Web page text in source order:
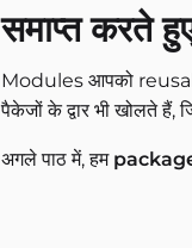
समाप्त करते
Modules आपको
पैकेजों के द्वार भी खोलते हैं,
अगले पाठ में, हम